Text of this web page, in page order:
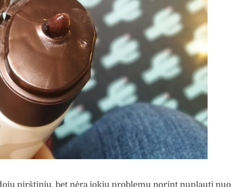
pirštinių, bet nėra jokių problemų norint nuplauti nuo